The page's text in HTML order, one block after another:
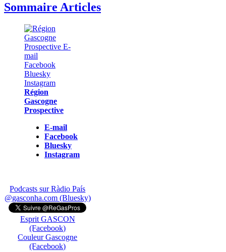
Sommaire Articles
Région
Gascogne
Prospective
E-mail
Facebook
Bluesky
Instagram
Podcasts sur Ràdio País
@gasconha.com (Bluesky)
Esprit GASCON
(Facebook)
Couleur Gascogne
(Facebook)